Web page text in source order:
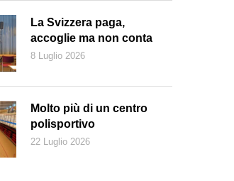
La Svizzera paga,
accoglie ma non conta
8 Luglio 2026
Molto più di un centro
polisportivo
22 Luglio 2026